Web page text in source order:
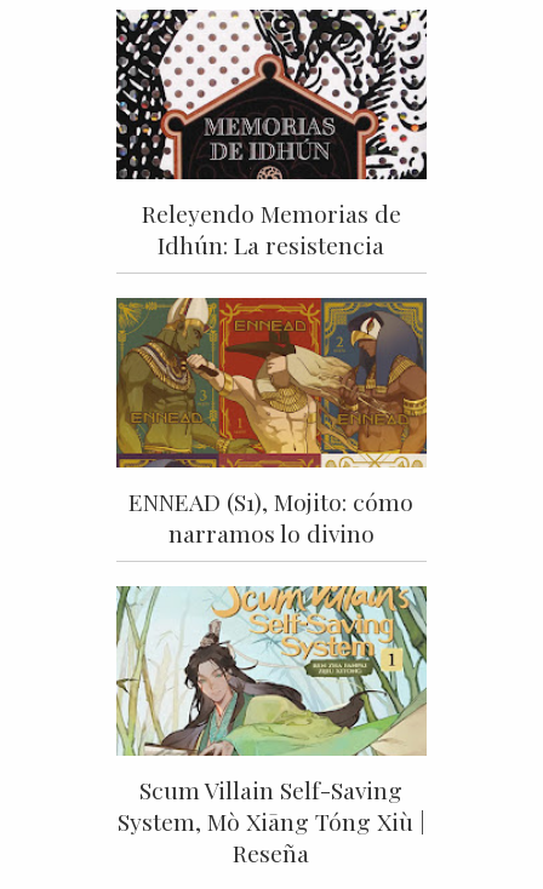
Releyendo Memorias de
Idhún: La resistencia
ENNEAD (S1), Mojito: cómo
narramos lo divino
Scum Villain Self-Saving
System, Mò Xiāng Tóng Xiù |
Reseña